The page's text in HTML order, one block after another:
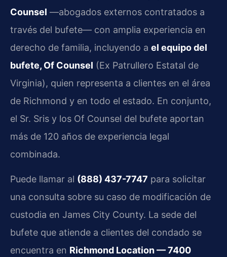
Counsel —abogados externos contratados a
través del bufete— con amplia experiencia en
derecho de familia, incluyendo a el equipo del
bufete, Of Counsel (Ex Patrullero Estatal de
Virginia), quien representa a clientes en el área
de Richmond y en todo el estado. En conjunto,
el Sr. Sris y los Of Counsel del bufete aportan
más de 120 años de experiencia legal
combinada.
Puede llamar al (888) 437-7747 para solicitar
una consulta sobre su caso de modificación de
custodia en James City County. La sede del
bufete que atiende a clientes del condado se
encuentra en Richmond Location — 7400